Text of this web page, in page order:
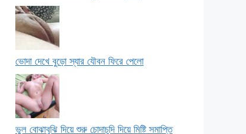
ভোদা দেখে বুড়ো স্যার যৌবন ফিরে পেলো
ভুল বোঝাবুঝি দিয়ে শুরু চোদাচুদি দিয়ে মিষ্টি সমাপ্তি